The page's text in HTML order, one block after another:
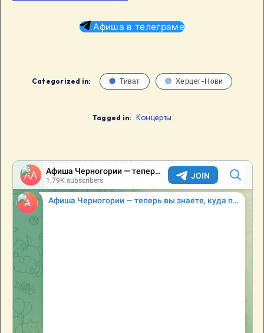
Афиша в телеграме
Categorized in: Тиват Херцег-Нови
Tagged in: Концерты